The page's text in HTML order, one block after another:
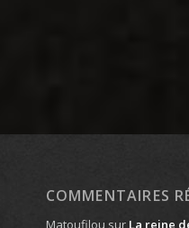
COMMENTAIRES
Matoufilou sur La reine